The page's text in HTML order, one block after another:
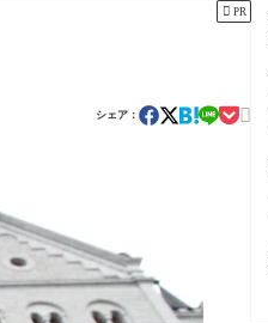
 PR
シェア： 